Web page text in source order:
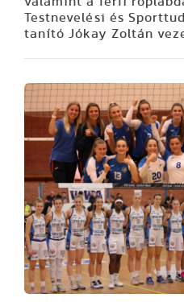
Testnevelési és
tanító Jókay Zoltán